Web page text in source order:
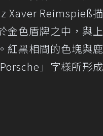
Xaver Reimspieß描
金色盾牌之中，與上
紅黑相間的色塊與鹿
」字樣所形成